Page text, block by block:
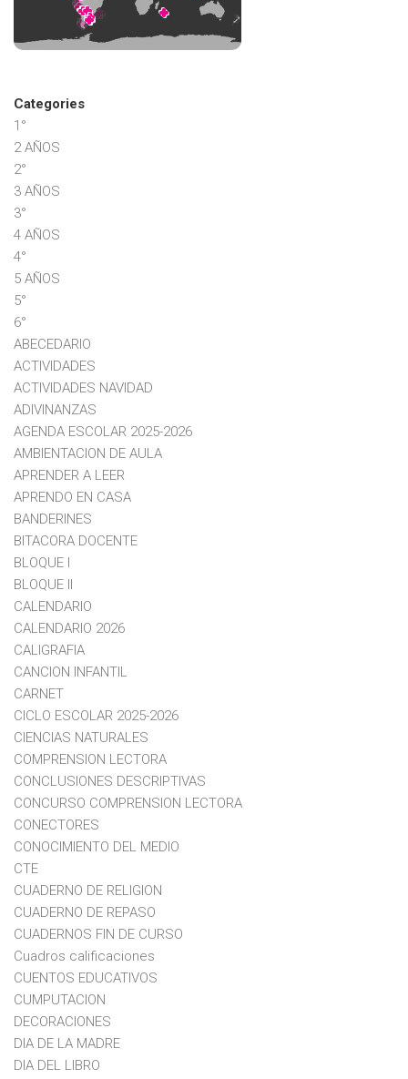
Categories
1°
2 AÑOS
2°
3 AÑOS
3°
4 AÑOS
4°
5 AÑOS
5°
6°
ABECEDARIO
ACTIVIDADES
ACTIVIDADES NAVIDAD
ADIVINANZAS
AGENDA ESCOLAR 2025-2026
AMBIENTACION DE AULA
APRENDER A LEER
APRENDO EN CASA
BANDERINES
BITACORA DOCENTE
BLOQUE I
BLOQUE II
CALENDARIO
CALENDARIO 2026
CALIGRAFIA
CANCION INFANTIL
CARNET
CICLO ESCOLAR 2025-2026
CIENCIAS NATURALES
COMPRENSION LECTORA
CONCLUSIONES DESCRIPTIVAS
CONCURSO COMPRENSION LECTORA
CONECTORES
CONOCIMIENTO DEL MEDIO
CTE
CUADERNO DE RELIGION
CUADERNO DE REPASO
CUADERNOS FIN DE CURSO
Cuadros calificaciones
CUENTOS EDUCATIVOS
CUMPUTACION
DECORACIONES
DIA DE LA MADRE
DIA DEL LIBRO